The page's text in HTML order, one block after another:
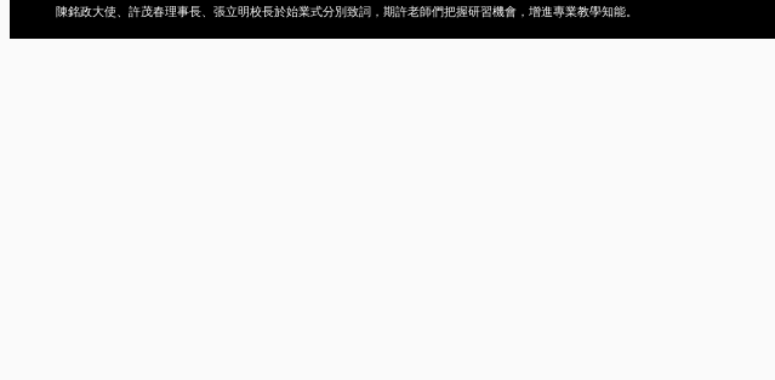
陳銘政大使、許茂春理事長、張立明校長於始業式分別致詞，期許老師們把握研習機會，增進專業教學知能。